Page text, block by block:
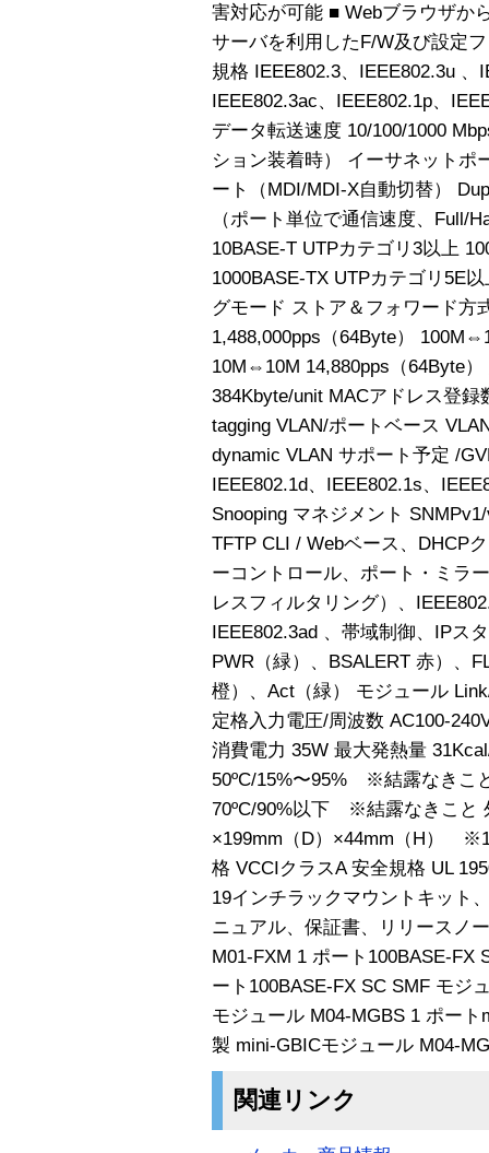
害対応が可能 ■ Webブラウザか
サーバを利用したF/W及び設定
規格 IEEE802.3、IEEE802.3u 、
IEEE802.3ac、IEEE802.1p、
データ転送速度 10/100/1000
ション装着時） イーサネットポ
ート（MDI/MDI-X自動切替）
（ポート単位で通信速度、Full/
10BASE-T UTPカテゴリ3以上
1000BASE-TX UTPカテゴリ5E
グモード ストア＆フォワード
1,488,000pps（64Byte）
10M⇔10M 14,880pps（64Byte
384Kbyte/unit MACアドレス登
tagging VLAN/ポートベース
dynamic VLAN サポート予定 /
IEEE802.1d、IEEE802.1s、
Snooping マネジメント
TFTP CLI / Webベース、DHCP
ーコントロール、ポート・ミラ
レスフィルタリング）、
IEEE802.3ad 、帯域制御、IPス
PWR（緑）、BSALERT 赤）、
橙）、Act（緑） モジュール
定格入力電圧/周波数 AC100-
消費電力 35W 最大発熱量
50ºC/15%〜95% ※結露なきこ
70ºC/90%以下 ※結露なきこと
×199mm（D）×44mm（H）
格 VCCIクラスA 安全規格 UL
19インチラックマウントキット
ニュアル、保証書、リリース
M01-FXM 1 ポート100BASE-FX
ート100BASE-FX SC SMF モジ
モジュール M04-MGBS 1 ポー
製 mini-GBICモジュール M04-
関連リンク